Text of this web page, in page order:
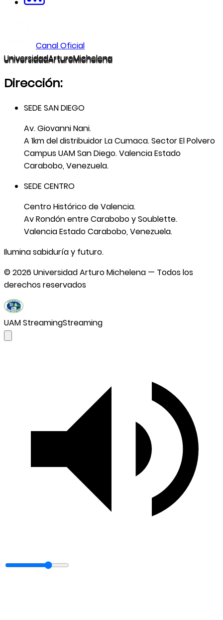
Canal Oficial
UniversidadArturoMichelena
Dirección:
SEDE SAN DIEGO
Av. Giovanni Nani.
A 1km del distribuidor La Cumaca. Sector El Polvero
Campus UAM San Diego. Valencia Estado
Carabobo, Venezuela.
SEDE CENTRO
Centro Histórico de Valencia.
Av Rondón entre Carabobo y Soublette.
Valencia Estado Carabobo, Venezuela.
Ilumina sabiduría y futuro.
©2026 Universidad Arturo Michelena — Todos los
derechos reservados
UAM StreamingStreaming